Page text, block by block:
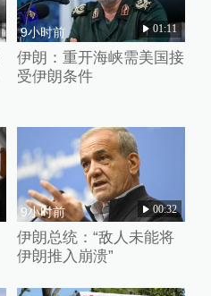
9小时前 01:11
伊朗：重开海峡需美国接
受伊朗条件
9小时前 00:32
伊朗总统：“敌人未能将
伊朗推入崩溃”